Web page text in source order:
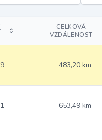
CELKOVÁ
VZDÁLENOST
483,20 km
653,49 km